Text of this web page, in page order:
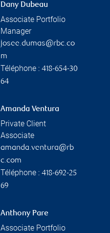
Dany Dubeau
Associate Portfolio
Manager
josee.dumas@rbc.co
m
Téléphone : 418-654-30
64
Amanda Ventura
Private Client
Associate
amanda.ventura@rb
c.com
Téléphone : 418-692-25
69
Anthony Pare
Associate Portfolio